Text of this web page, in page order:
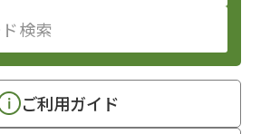
ご利用ガイド